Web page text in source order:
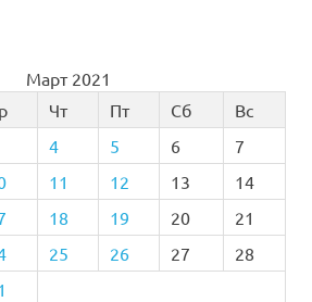
Март 2021
Чт Пт Сб
Вс
4 5 6
7
11 12 13
14
18 19 20
21
25 26 27
28